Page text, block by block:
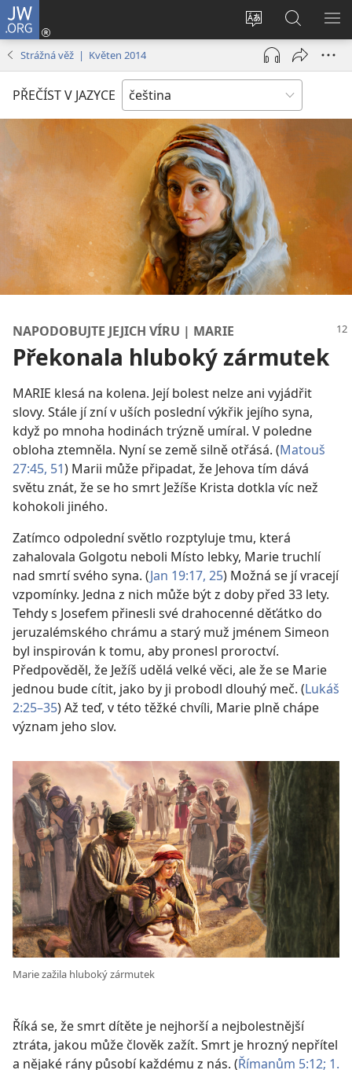
JW.ORG
Změnit
jazyk
stránek
Přihlásit
se
(otevřeno
okno)
Hledat
na
JW.ORG
Strážná věž | Květen 2014
PŘEČÍST V JAZYCE
NAPODOBUJTE JEJICH VÍRU | MARIE
Překonala hluboký zármutek
MARIE klesá na kolena. Její bolest nelze ani vyjádřit
slovy. Stále jí zní v uších poslední výkřik jejího syna,
když po mnoha hodinách trýzně umíral. V poledne
obloha ztemněla. Nyní se země silně otřásá. (Matouš
27:45, 51) Marii může připadat, že Jehova tím dává
světu znát, že se ho smrt Ježíše Krista dotkla víc než
kohokoli jiného.
Zatímco odpolední světlo rozptyluje tmu, která
zahalovala Golgotu neboli Místo lebky, Marie truchlí
nad smrtí svého syna. (Jan 19:17, 25) Možná se jí vracejí
vzpomínky. Jedna z nich může být z doby před 33 lety.
Tehdy s Josefem přinesli své drahocenné děťátko do
jeruzalémského chrámu a starý muž jménem Simeon
byl inspirován k tomu, aby pronesl proroctví.
Předpověděl, že Ježíš udělá velké věci, ale že se Marie
jednou bude cítit, jako by ji probodl dlouhý meč. (Lukáš
2:25–35) Až teď, v této těžké chvíli, Marie plně chápe
význam jeho slov.
Marie zažila hluboký zármutek
Říká se, že smrt dítěte je nejhorší a nejbolestnější
ztráta, jakou může člověk zažít. Smrt je hrozný nepřítel
a nějaké rány působí každému z nás. (Římanům 5:12; 1.